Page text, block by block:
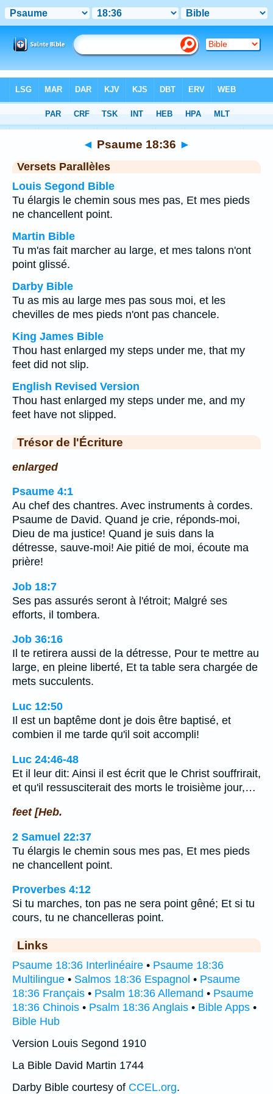
Chapitre 18> Verset 36
◄ Psaume 18:36 ►
Versets Parallèles
Louis Segond Bible
Tu élargis le chemin sous mes pas, Et mes pieds
ne chancellent point.
Martin Bible
Tu m'as fait marcher au large, et mes talons n'ont
point glissé.
Darby Bible
Tu as mis au large mes pas sous moi, et les
chevilles de mes pieds n'ont pas chancele.
King James Bible
Thou hast enlarged my steps under me, that my
feet did not slip.
English Revised Version
Thou hast enlarged my steps under me, and my
feet have not slipped.
Trésor de l'Écriture
enlarged
Psaume 4:1
Au chef des chantres. Avec instruments à cordes.
Psaume de David. Quand je crie, réponds-moi,
Dieu de ma justice! Quand je suis dans la
détresse, sauve-moi! Aie pitié de moi, écoute ma
prière!
Job 18:7
Ses pas assurés seront à l'étroit; Malgré ses
efforts, il tombera.
Job 36:16
Il te retirera aussi de la détresse, Pour te mettre au
large, en pleine liberté, Et ta table sera chargée de
mets succulents.
Luc 12:50
Il est un baptême dont je dois être baptisé, et
combien il me tarde qu'il soit accompli!
Luc 24:46-48
Et il leur dit: Ainsi il est écrit que le Christ souffrirait,
et qu'il ressusciterait des morts le troisième jour,…
feet [Heb.
2 Samuel 22:37
Tu élargis le chemin sous mes pas, Et mes pieds
ne chancellent point.
Proverbes 4:12
Si tu marches, ton pas ne sera point gêné; Et si tu
cours, tu ne chancelleras point.
Links
Psaume 18:36 Interlinéaire • Psaume 18:36
Multilingue • Salmos 18:36 Espagnol • Psaume
18:36 Français • Psalm 18:36 Allemand • Psaume
18:36 Chinois • Psalm 18:36 Anglais • Bible Apps •
Bible Hub
Version Louis Segond 1910
La Bible David Martin 1744
Darby Bible courtesy of CCEL.org.